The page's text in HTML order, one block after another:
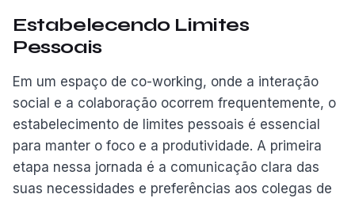
Estabelecendo Limites
Pessoais
Em um espaço de co-working, onde a interação
social e a colaboração ocorrem frequentemente, o
estabelecimento de limites pessoais é essencial
para manter o foco e a produtividade. A primeira
etapa nessa jornada é a comunicação clara das
suas necessidades e preferências aos colegas de